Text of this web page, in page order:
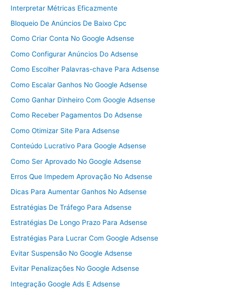
Interpretar Métricas Eficazmente
Bloqueio De Anúncios De Baixo Cpc
Como Criar Conta No Google Adsense
Como Configurar Anúncios Do Adsense
Como Escolher Palavras-chave Para Adsense
Como Escalar Ganhos No Google Adsense
Como Ganhar Dinheiro Com Google Adsense
Como Receber Pagamentos Do Adsense
Como Otimizar Site Para Adsense
Conteúdo Lucrativo Para Google Adsense
Como Ser Aprovado No Google Adsense
Erros Que Impedem Aprovação No Adsense
Dicas Para Aumentar Ganhos No Adsense
Estratégias De Tráfego Para Adsense
Estratégias De Longo Prazo Para Adsense
Estratégias Para Lucrar Com Google Adsense
Evitar Suspensão No Google Adsense
Evitar Penalizações No Google Adsense
Integração Google Ads E Adsense